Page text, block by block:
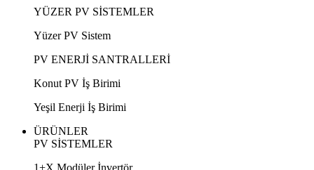
YÜZER PV SİSTEMLER
Yüzer PV Sistem
PV ENERJİ SANTRALLERİ
Konut PV İş Birimi
Yeşil Enerji İş Birimi
ÜRÜNLER
PV SİSTEMLER
1+X Modüler İnvertör